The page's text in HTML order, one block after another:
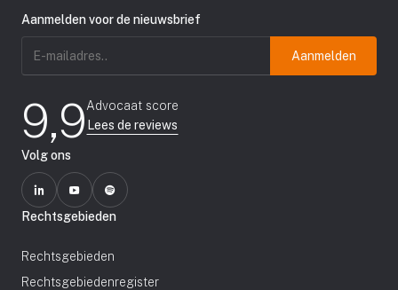
Aanmelden voor de nieuwsbrief
9,9Advocaat score
Lees de reviews
Volg ons
Rechtsgebieden
Rechtsgebieden
Rechtsgebiedenregister